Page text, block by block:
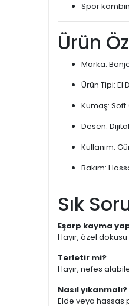
Spor
Ürün
Marka:
Ürün Tipi: El
Kumaş:
Desen:
Kullanım:
Bakım:
Sık
Eşarp kayma
Hayır, özel
Terletir mi?
Hayır, nefes
Nasıl yıkanmalı?
Elde veya hassas